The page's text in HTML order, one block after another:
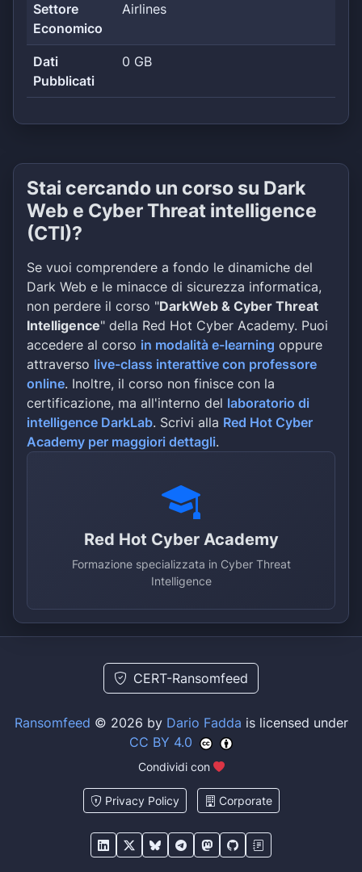
Settore
Economico
Airlines
Dati
Pubblicati
0 GB
Stai cercando un corso su Dark
Web e Cyber Threat intelligence
(CTI)?
Se vuoi comprendere a fondo le dinamiche del
Dark Web e le minacce di sicurezza informatica,
non perdere il corso "DarkWeb & Cyber Threat
Intelligence" della Red Hot Cyber Academy. Puoi
accedere al corso in modalità e-learning oppure
attraverso live-class interattive con professore
online. Inoltre, il corso non finisce con la
certificazione, ma all'interno del laboratorio di
intelligence DarkLab. Scrivi alla Red Hot Cyber
Academy per maggiori dettagli.
Red Hot Cyber Academy
Formazione specializzata in Cyber Threat
Intelligence
CERT-Ransomfeed
Ransomfeed © 2026 by Dario Fadda is licensed under
CC BY 4.0
Condividi con
Privacy Policy Corporate